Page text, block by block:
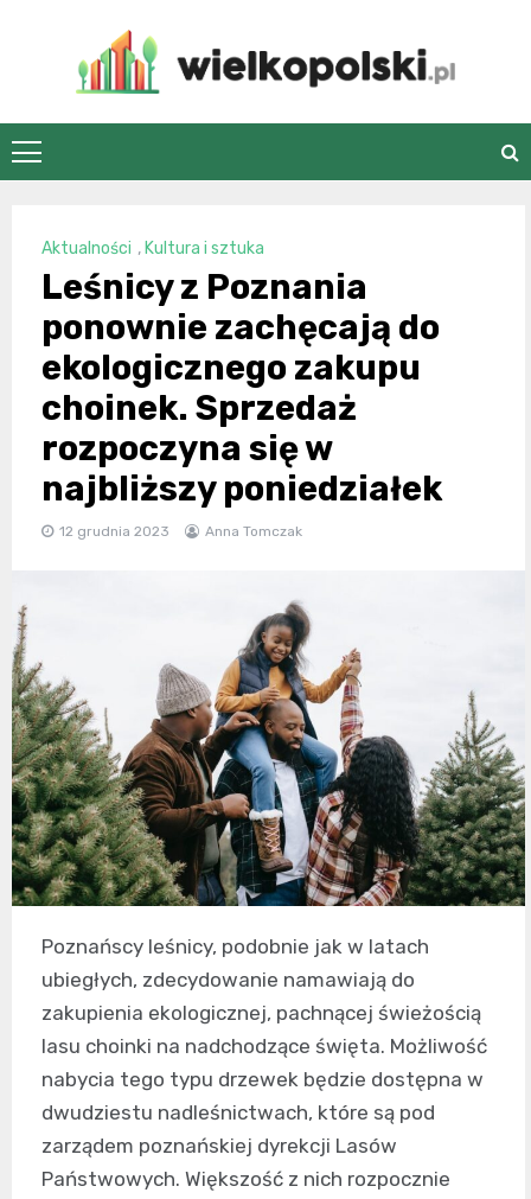
wielkopolski.pl
Aktualności , Kultura i sztuka
Leśnicy z Poznania
ponownie zachęcają do
ekologicznego zakupu
choinek. Sprzedaż
rozpoczyna się w
najbliższy poniedziałek
12 grudnia 2023 Anna Tomczak
Poznańscy leśnicy, podobnie jak w latach
ubiegłych, zdecydowanie namawiają do
zakupienia ekologicznej, pachnącej świeżością
lasu choinki na nadchodzące święta. Możliwość
nabycia tego typu drzewek będzie dostępna w
dwudziestu nadleśnictwach, które są pod
zarządem poznańskiej dyrekcji Lasów
Państwowych. Większość z nich rozpocznie